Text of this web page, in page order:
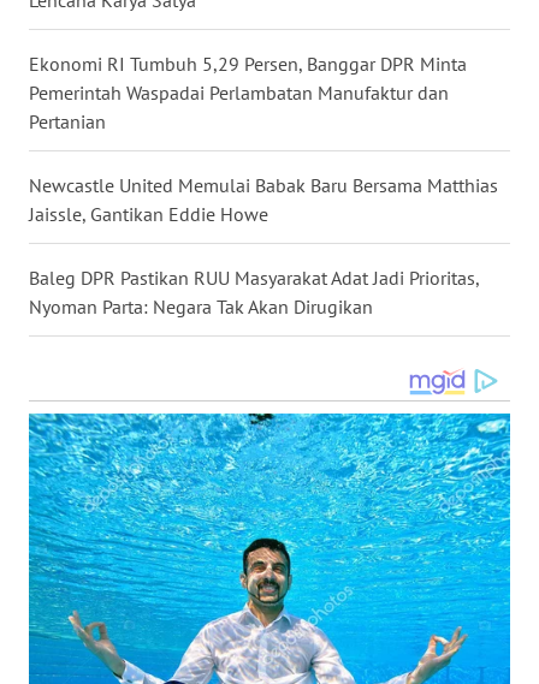
Ekonomi RI Tumbuh 5,29 Persen, Banggar DPR Minta
Pemerintah Waspadai Perlambatan Manufaktur dan
Pertanian
Newcastle United Memulai Babak Baru Bersama Matthias
Jaissle, Gantikan Eddie Howe
Baleg DPR Pastikan RUU Masyarakat Adat Jadi Prioritas,
Nyoman Parta: Negara Tak Akan Dirugikan
WN
MALUT
WN
DAIRI
WN
DANAU
WN
LANGKAT
WN
TAPANULI
SELATAN
WN
TANJUNG
LESUNG